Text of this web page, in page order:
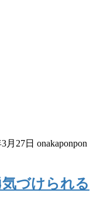
月27日 onakaponpon
づけられる